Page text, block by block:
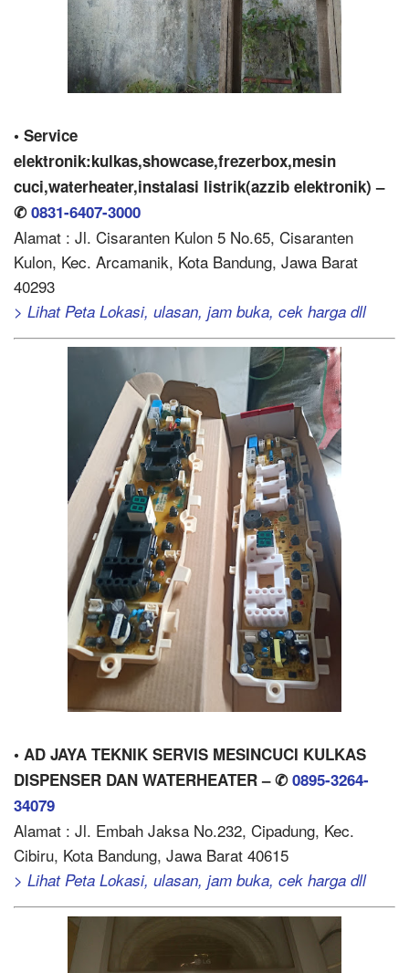
• Service
elektronik:kulkas,showcase,frezerbox,mesin
cuci,waterheater,instalasi listrik(azzib elektronik) –
✆0831-6407-3000
Alamat : Jl. Cisaranten Kulon 5 No.65, Cisaranten
Kulon, Kec. Arcamanik, Kota Bandung, Jawa Barat
40293
> Lihat Peta Lokasi, ulasan, jam buka, cek harga dll
• AD JAYA TEKNIK SERVIS MESINCUCI KULKAS
DISPENSER DAN WATERHEATER – ✆0895-3264-
34079
Alamat : Jl. Embah Jaksa No.232, Cipadung, Kec.
Cibiru, Kota Bandung, Jawa Barat 40615
> Lihat Peta Lokasi, ulasan, jam buka, cek harga dll